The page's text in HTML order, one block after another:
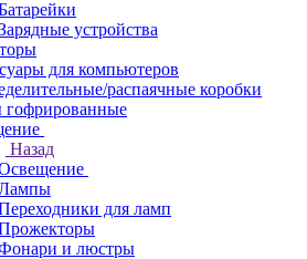
устройства
для компьютеров
распаячные коробки
гофрированные
Назад
для ламп
и люстры